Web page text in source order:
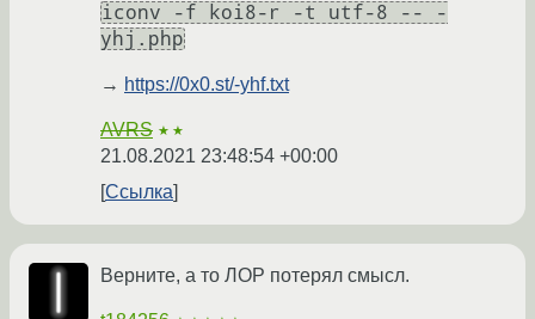
iconv -f koi8-r -t utf-8 -- -
yhj.php
→ https://0x0.st/-yhf.txt
AVRS ★★
21.08.2021 23:48:54 +00:00
Ссылка
Верните, а то ЛОР потерял смысл.